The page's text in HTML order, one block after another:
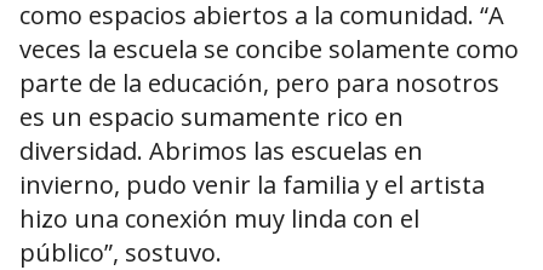
como espacios abiertos a la comunidad. “A
veces la escuela se concibe solamente como
parte de la educación, pero para nosotros
es un espacio sumamente rico en
diversidad. Abrimos las escuelas en
invierno, pudo venir la familia y el artista
hizo una conexión muy linda con el
público”, sostuvo.